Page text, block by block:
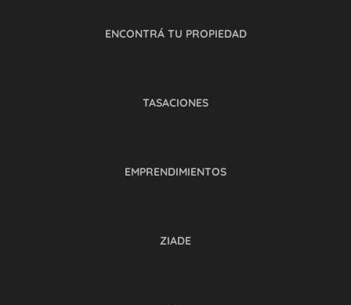
ENCONTRÁ TU PROPIEDAD
TASACIONES
EMPRENDIMIENTOS
ZIADE